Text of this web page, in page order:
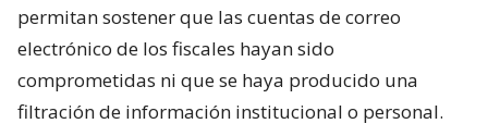
permitan sostener que las cuentas de correo
electrónico de los fiscales hayan sido
comprometidas ni que se haya producido una
filtración de información institucional o personal.